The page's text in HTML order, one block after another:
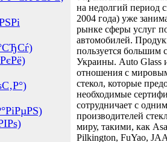
на недолгий период
2004 года) уже
рынке сферы услуг
автомобилей.
пользуется большим
Украины. Auto Glass
отношения с
стекол, которые
необходимые
сотрудничает с
производителей
миру, такими, как
Pilkington, FuYao,